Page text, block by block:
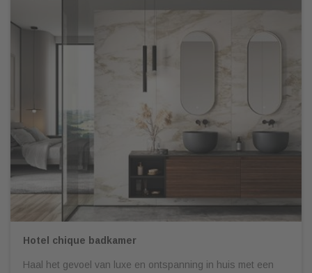
Hotel chique badkamer
Haal het gevoel van luxe en ontspanning in huis met een